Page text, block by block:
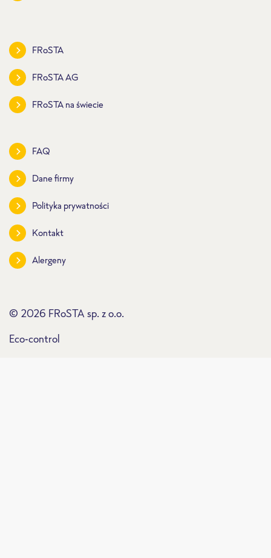
FRoSTA
FRoSTA AG
FRoSTA na świecie
FAQ
Dane firmy
Polityka prywatności
Kontakt
Alergeny
© 2026 FRoSTA sp. z o.o.
Eco-control